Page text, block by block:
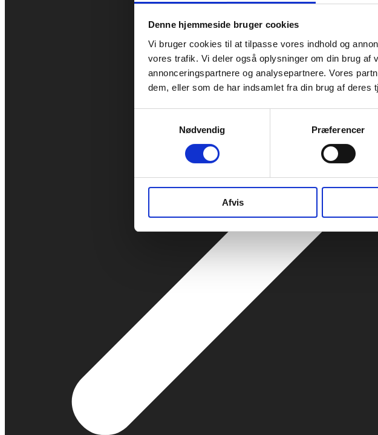
Denne hjemmeside bruger cookies
Vi bruger cookies til at tilpasse vores indhold og
vores trafik. Vi deler også oplysninger om din brug af
annonceringspartnere og analysepartnere. Vores
dem, eller som de har indsamlet fra din brug af deres
Nødvendig
Præferencer
Afvis